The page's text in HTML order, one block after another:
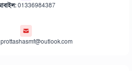
01336984387